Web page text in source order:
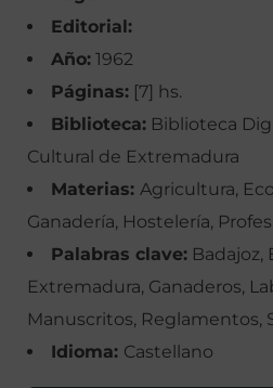
Editorial:
Año: 1962
Páginas: [7] hs.
Biblioteca: Biblioteca
Cultural de Extremadura
Materias: Agricultura,
Ganadería, Hostelería,
Palabras clave: Badajoz,
Extremadura, Ganaderos,
Manuscritos, Reglamentos,
Idioma: Castellano